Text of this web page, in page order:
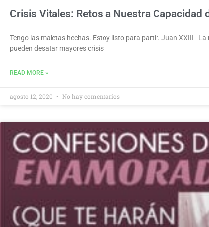
Crisis Vitales: Retos a Nuestra Capacidad
Tengo las maletas hechas. Estoy listo para partir. Juan XXIII La
pueden desatar mayores crisis
READ MORE »
agosto 12, 2020 No hay comentarios